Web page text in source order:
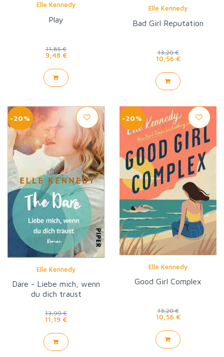
Elle Kennedy
Play
11,85 €
9,48 €
Elle Kennedy
Bad Girl Reputation
13,20 €
10,56 €
-20%
Elle Kennedy
Dare - Liebe mich, wenn
du dich traust
13,99 €
11,19 €
-20%
Elle Kennedy
Good Girl Complex
13,20 €
10,56 €